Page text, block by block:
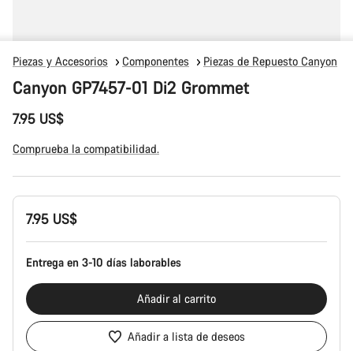
Piezas y Accesorios Componentes Piezas de Repuesto Canyon
Canyon GP7457-01 Di2 Grommet
7.95 US$
Comprueba la compatibilidad.
Configuración
del7.95 US$
Entrega en 3-10 días laborables
Añadir al carrito
Añadir a lista de deseos